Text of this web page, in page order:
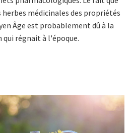
médicinales des propriétés
Âge est probablement dû à la
régnait à l'époque.